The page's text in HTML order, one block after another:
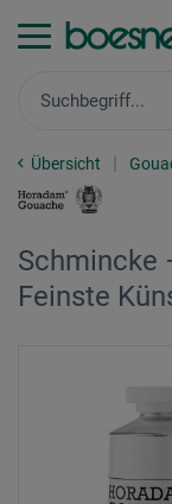
Übersicht
Schmincke
Feinste